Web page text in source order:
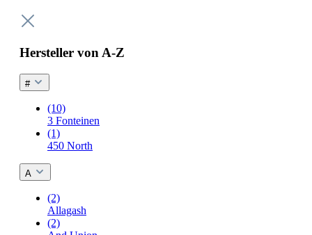
Hersteller von A-Z
#
(10)
3 Fonteinen
(1)
450 North
A
(2)
Allagash
(2)